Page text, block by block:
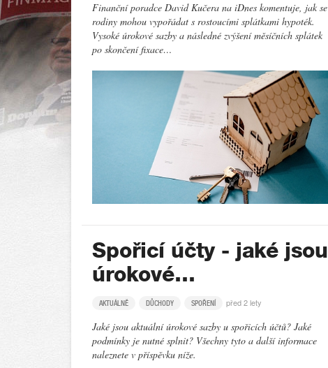
Finanční poradce David Kučera na iDnes komentuje, jak se
rodiny mohou vypořádat s rostoucími splátkami hypoték.
Vysoké úrokové sazby a následné zvýšení měsíčních splátek
po skončení fixace…
Spořicí účty - jaké jsou
úrokové…
AKTUÁLNĚ DŮCHODY SPOŘENÍ před 2 lety
Jaké jsou aktuální úrokové sazby u spořicích účtů? Jaké
podmínky je nutné splnit? Všechny tyto a další informace
naleznete v příspěvku níže.